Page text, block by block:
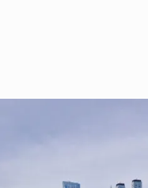
rapport au pourcentage
natifs, avec 49 % de la